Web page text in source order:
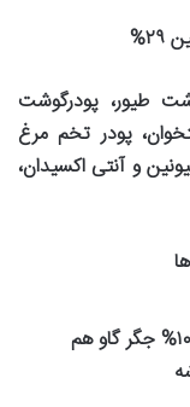
۲۹%
طیور، پودرگوشت
پودر تخم مرغ
و آنتی اکسیدان،
۱۰%
جگر گاو هم